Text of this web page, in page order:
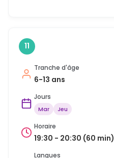
11
Tranche d'âge
6-13 ans
Jours
Mar Jeu
Horaire
19:30 - 20:30 (60 min)
Langues